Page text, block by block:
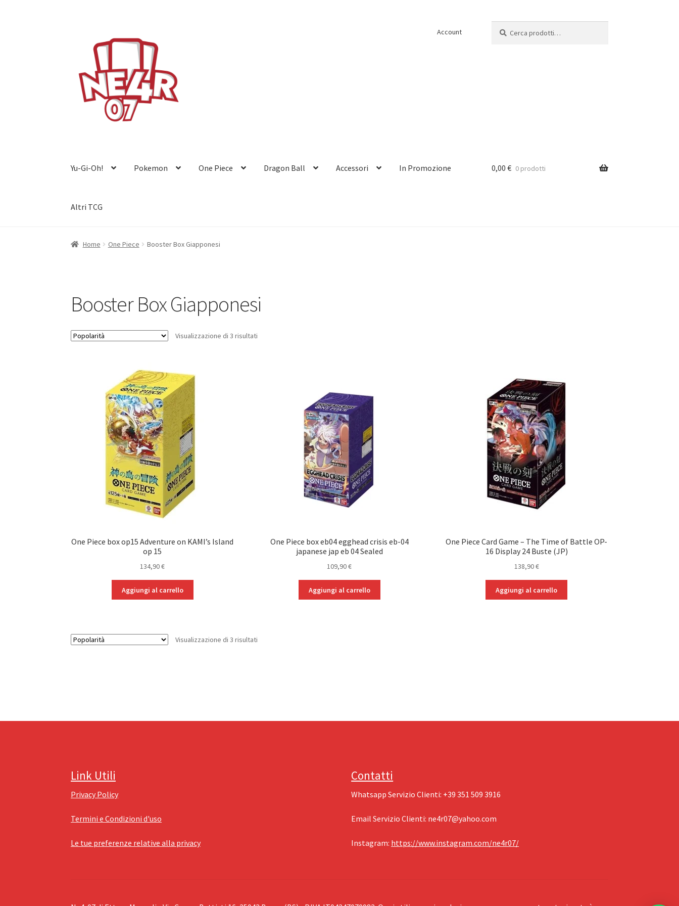
navigazione
contenuto
Account
Yu-Gi-Oh! Pokemon One Piece Dragon Ball Accessori In Promozione
Altri TCG
0,00 € 0 prodotti
Home One Piece Booster Box Giapponesi
Booster Box Giapponesi
Visualizzazione di 3 risultati
One Piece box op15 Adventure on KAMI’s Island
op 15
134,90€
Aggiungi al carrello
One Piece box eb04 egghead crisis eb-04
japanese jap eb 04 Sealed
109,90€
Aggiungi al carrello
One Piece Card Game – The Time of Battle OP-
16 Display 24 Buste (JP)
138,90€
Aggiungi al carrello
Visualizzazione di 3 risultati
Link Utili
Privacy Policy
Termini e Condizioni d'uso
Le tue preferenze relative alla privacy
Contatti
Whatsapp Servizio Clienti: ‪+39 351 509 3916
Email Servizio Clienti: ‪ ne4r07@yahoo.com
Instagram: ‪ https://www.instagram.com/ne4r07/